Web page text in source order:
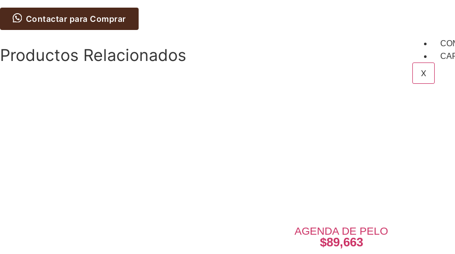
X
Contactar para Comprar
Productos Relacionados
AGENDA DE PELO
$89,663